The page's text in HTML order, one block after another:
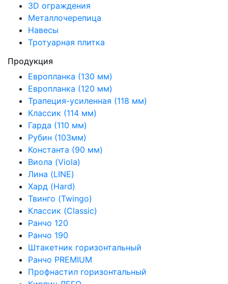
3D ограждения
Металлочерепица
Навесы
Тротуарная плитка
Продукция
Европланка (130 мм)
Европланка (120 мм)
Трапеция-усиленная (118 мм)
Классик (114 мм)
Гарда (110 мм)
Рубин (103мм)
Константа (90 мм)
Виола (Viola)
Лина (LINE)
Хард (Hard)
Твинго (Twingo)
Классик (Classic)
Ранчо 120
Ранчо 190
Штакетник горизонтальный
Ранчо PREMIUM
Профнастил горизонтальный